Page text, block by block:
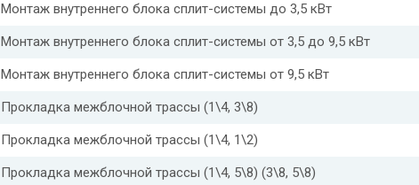
Монтаж внутреннего блока сплит-системы до 3,5 кВт
Монтаж внутреннего блока сплит-системы от 3,5 до 9,5 кВт
Монтаж внутреннего блока сплит-системы от 9,5 кВт
Прокладка межблочной трассы (1\4, 3\8)
Прокладка межблочной трассы (1\4, 1\2)
Прокладка межблочной трассы (1\4, 5\8) (3\8, 5\8)